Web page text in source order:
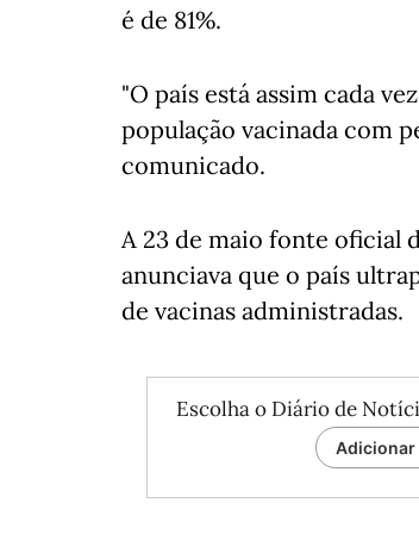
é de 81%.
"O país está assim cada
população vacinada com
comunicado.
A 23 de maio fonte oficial
anunciava que o país
de vacinas administradas.
Escolha o Diário de
Adicionar